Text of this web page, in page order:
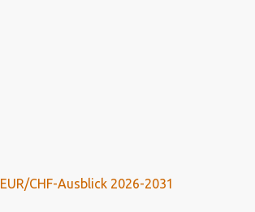
EUR/CHF-Ausblick 2026-2031